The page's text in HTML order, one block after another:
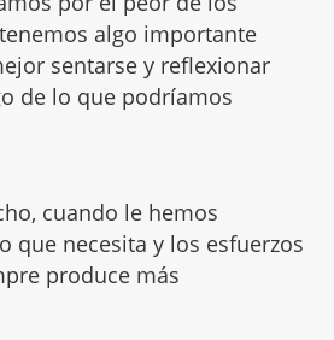
algo importante
sentarse y reflexionar
de lo que podríamos
cuando le hemos
que necesita y los esfuerzos
produce más